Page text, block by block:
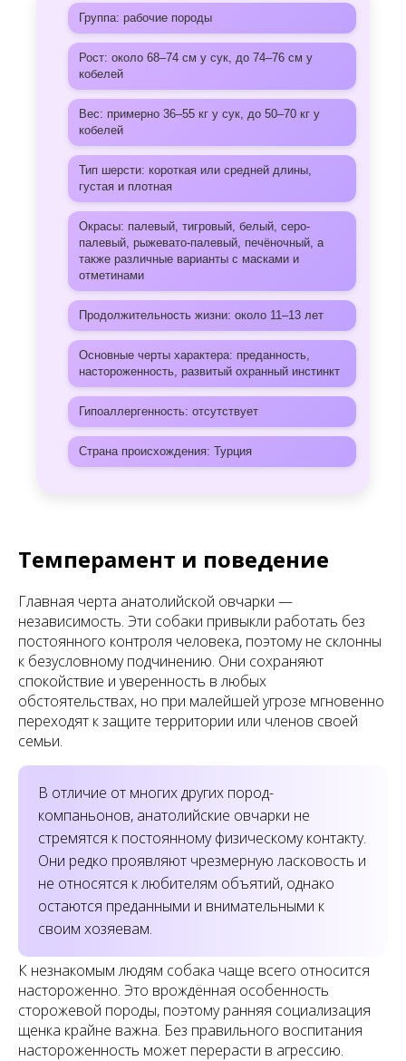
Группа: рабочие породы
Рост: около 68–74 см у сук, до 74–76 см у
кобелей
Вес: примерно 36–55 кг у сук, до 50–70 кг у
кобелей
Тип шерсти: короткая или средней длины,
густая и плотная
Окрасы: палевый, тигровый, белый, серо-
палевый, рыжевато-палевый, печёночный, а
также различные варианты с масками и
отметинами
Продолжительность жизни: около 11–13 лет
Основные черты характера: преданность,
настороженность, развитый охранный инстинкт
Гипоаллергенность: отсутствует
Страна происхождения: Турция
Темперамент и поведение
Главная черта анатолийской овчарки —
независимость. Эти собаки привыкли работать без
постоянного контроля человека, поэтому не склонны
к безусловному подчинению. Они сохраняют
спокойствие и уверенность в любых
обстоятельствах, но при малейшей угрозе мгновенно
переходят к защите территории или членов своей
семьи.
В отличие от многих других пород-
компаньонов, анатолийские овчарки не
стремятся к постоянному физическому контакту.
Они редко проявляют чрезмерную ласковость и
не относятся к любителям объятий, однако
остаются преданными и внимательными к
своим хозяевам.
К незнакомым людям собака чаще всего относится
настороженно. Это врождённая особенность
сторожевой породы, поэтому ранняя социализация
щенка крайне важна. Без правильного воспитания
настороженность может перерасти в агрессию.